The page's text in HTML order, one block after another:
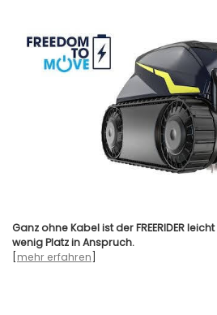
Ganz ohne Kabel ist der FREERIDER
wenig Platz in Anspruch.
mehr erfahren